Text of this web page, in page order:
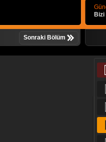
Sonraki Bölüm